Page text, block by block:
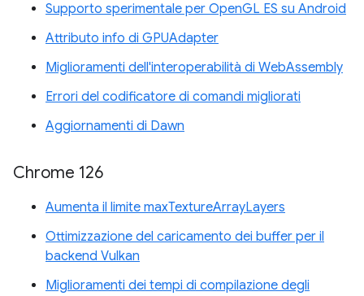
Supporto sperimentale per OpenGL ES su Android
Attributo info di GPUAdapter
Miglioramenti dell'interoperabilità di WebAssembly
Errori del codificatore di comandi migliorati
Aggiornamenti di Dawn
Chrome 126
Aumenta il limite maxTextureArrayLayers
Ottimizzazione del caricamento dei buffer per il
backend Vulkan
Miglioramenti dei tempi di compilazione degli